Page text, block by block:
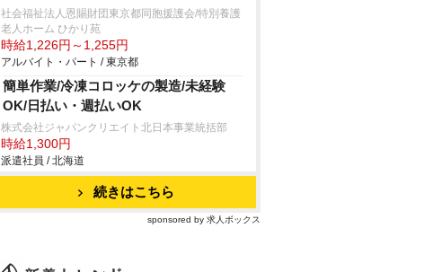
社会福祉法人恩賜財団東京都同胞援護会/特別養護
老人ホーム ひかり苑
時給1,226円～1,255円
アルバイト・パート / 東京都
簡単作業/冷凍コロッケの製造/未経験
OK/日払い・週払いOK
株式会社ジャパンクリエイト北日本事業統括部
時給1,300円
派遣社員 / 北海道
続きはこちら
sponsored by 求人ボックス